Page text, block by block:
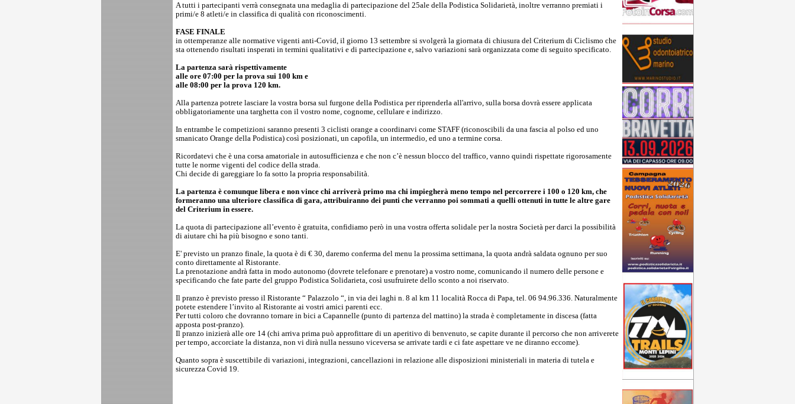
A tutti i partecipanti verrà consegnata una medaglia di partecipazione del 25ale della Podistica Solidarietà, inoltre verranno premiati i
primi/e 8 atleti/e in classifica di qualità con riconoscimenti.
FASE FINALE
in ottemperanze alle normative vigenti anti-Covid, il giorno 13 settembre si svolgerà la giornata di chiusura del Criterium di Ciclismo che
sta ottenendo risultati insperati in termini qualitativi e di partecipazione e, salvo variazioni sarà organizzata come di seguito specificato.
La partenza sarà rispettivamente
alle ore 07:00 per la prova sui 100 km e
alle 08:00 per la prova 120 km.
Alla partenza potrete lasciare la vostra borsa sul furgone della Podistica per riprenderla all'arrivo, sulla borsa dovrà essere applicata
obbligatoriamente una targhetta con il vostro nome, cognome, cellulare e indirizzo.
In entrambe le competizioni saranno presenti 3 ciclisti orange a coordinarvi come STAFF (riconoscibili da una fascia al polso ed uno
smanicato Orange della Podistica) così posizionati, un capofila, un intermedio, ed uno a termine corsa.
Ricordatevi che è una corsa amatoriale in autosufficienza e che non c’è nessun blocco del traffico, vanno quindi rispettate rigorosamente
tutte le norme vigenti del codice della strada.
Chi decide di gareggiare lo fa sotto la propria responsabilità.
La partenza è comunque libera e non vince chi arriverà primo ma chi impiegherà meno tempo nel percorrere i 100 o 120 km, che
formeranno una ulteriore classifica di gara, attribuiranno dei punti che verranno poi sommati a quelli ottenuti in tutte le altre gare
del Criterium in essere.
La quota di partecipazione all’evento è gratuita, confidiamo però in una vostra offerta solidale per la nostra Società per darci la possibilità
di aiutare chi ha più bisogno e sono tanti.
E' previsto un pranzo finale, la quota è di € 30, daremo conferma del menu la prossima settimana, la quota andrà saldata ognuno per suo
conto direttamente al Ristorante.
La prenotazione andrà fatta in modo autonomo (dovrete telefonare e prenotare) a vostro nome, comunicando il numero delle persone e
specificando che fate parte del gruppo Podistica Solidarieta, così usufruirete dello sconto a noi riservato.
Il pranzo è previsto presso il Ristorante “ Palazzolo “, in via dei laghi n. 8 al km 11 località Rocca di Papa, tel. 06 94.96.336. Naturalmente
potete estendere l’invito al Ristorante ai vostri amici parenti ecc.
Per tutti coloro che dovranno tornare in bici a Capannelle (punto di partenza del mattino) la strada è completamente in discesa (fatta
apposta post-pranzo).
Il pranzo inizierà alle ore 14 (chi arriva prima può approfittare di un aperitivo di benvenuto, se capite durante il percorso che non arriverete
per tempo, accorciate la distanza, non vi dirà nulla nessuno viceversa se arrivate tardi e ci fate aspettare ve ne diranno eccome).
Quanto sopra è suscettibile di variazioni, integrazioni, cancellazioni in relazione alle disposizioni ministeriali in materia di tutela e
sicurezza Covid 19.